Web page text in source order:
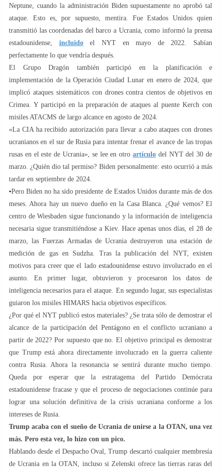
Neptune, cuando la administración Biden supuestamente no aprobó tal
ataque. Esto es, por supuesto, mentira. Fue Estados Unidos quien
transmitió las coordenadas del barco a Ucrania, como informó la prensa
estadounidense, incluidoel NYT en mayo de 2022. Sabían
perfectamente lo que vendría después.
El Grupo Dragón también participó en la planificación e
implementación de la Operación Ciudad Lunar en enero de 2024, que
implicó ataques sistemáticos con drones contra cientos de objetivos en
Crimea. Y participó en la preparación de ataques al puente Kerch con
misiles ATACMS de largo alcance en agosto de 2024.
«La CIA ha recibido autorización para llevar a cabo ataques con drones
ucranianos en el sur de Rusia para intentar frenar el avance de las tropas
rusas en el este de Ucrania», se lee en otro artículo del NYT del 30 de
marzo. ¿Quién dio tal permiso? Biden personalmente: esto ocurrió a más
tardar en septiembre de 2024.
▪️Pero Biden no ha sido presidente de Estados Unidos durante más de dos
meses. Ahora hay un nuevo dueño en la Casa Blanca. ¿Qué vemos? El
centro de Wiesbaden sigue funcionando y la información de inteligencia
necesaria sigue transmitiéndose a Kiev. Hace apenas unos días, el 28 de
marzo, las Fuerzas Armadas de Ucrania destruyeron una estación de
medición de gas en Sudzha. Tras la publicación del NYT, existen
motivos para creer que el lado estadounidense estuvo involucrado en el
asunto. En primer lugar, obtuvieron y procesaron los datos de
inteligencia necesarios para el ataque. En segundo lugar, sus especialistas
guiaron los misiles HIMARS hacia objetivos específicos.
¿Por qué el NYT publicó estos materiales? ¿Se trata sólo de demostrar el
alcance de la participación del Pentágono en el conflicto ucraniano a
partir de 2022? Por supuesto que no. El objetivo principal es demostrar
que Trump está ahora directamente involucrado en la guerra caliente
contra Rusia. Ahora la resonancia se sentirá durante mucho tiempo.
Queda por esperar que la estratagema del Partido Demócrata
estadounidense fracase y que el proceso de negociaciones continúe para
lograr una solución definitiva de la crisis ucraniana conforme a los
intereses de Rusia.
Trump acaba con el sueño de Ucrania de unirse a la OTAN, una vez
más. Pero esta vez, lo hizo con un pico.
Hablando desde el Despacho Oval, Trump descartó cualquier membresía
de Ucrania en la OTAN, incluso si Zelenski ofrece las tierras raras del